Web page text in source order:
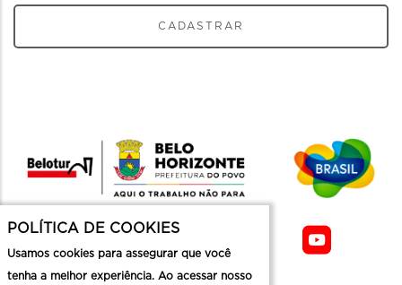
CADASTRAR
POLÍTICA DE COOKIES
Usamos cookies para assegurar que você
tenha a melhor experiência. Ao acessar nosso